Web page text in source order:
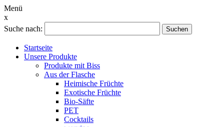
Menü
x
Suche nach:
Suchen
Startseite
Unsere Produkte
Produkte mit Biss
Aus der Flasche
Heimische Früchte
Exotische Früchte
Bio-Säfte
PET
Cocktails